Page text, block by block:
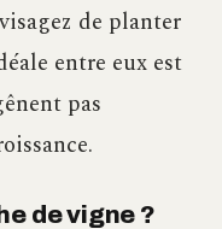
de planter
entre eux est
pas
de vigne ?